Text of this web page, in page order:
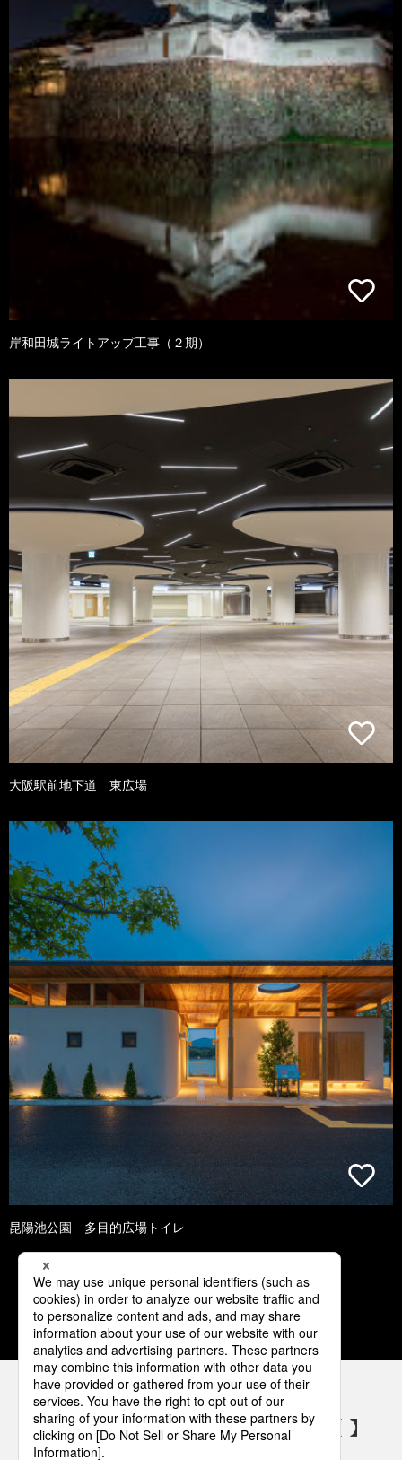
岸和田城ライトアップ工事（２期）
大阪駅前地下道 東広場
昆陽池公園 多目的広場トイレ
1 2 3 4 5
パナソニックの電気設備 SNSアカウント